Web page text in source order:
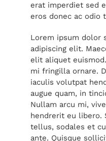
erat imperdiet sed
eros donec ac odio
Lorem ipsum dolor
adipiscing elit.
elit aliquet
mi fringilla ornare.
iaculis volutpat
augue quam, in
Nullam arcu mi,
hendrerit eu libero.
tellus, sodales et
ante. Quisque